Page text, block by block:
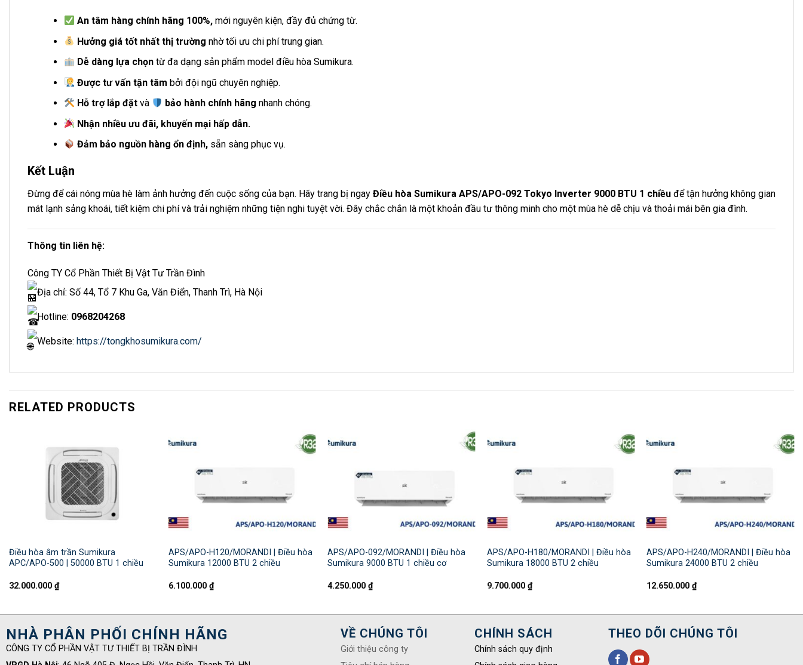
An tâm hàng chính hãng 100%, mới nguyên kiện, đầy đủ chứng từ.
Hưởng giá tốt nhất thị trường nhờ tối ưu chi phí trung gian.
Dễ dàng lựa chọn từ đa dạng sản phẩm model điều hòa Sumikura.
Được tư vấn tận tâm bởi đội ngũ chuyên nghiệp.
Hỗ trợ lắp đặt và bảo hành chính hãng nhanh chóng.
Nhận nhiều ưu đãi, khuyến mại hấp dẫn.
Đảm bảo nguồn hàng ổn định, sẵn sàng phục vụ.
Kết Luận
Đừng để cái nóng mùa hè làm ảnh hưởng đến cuộc sống của bạn. Hãy trang bị ngay Điều hòa Sumikura APS/APO-092 Tokyo Inverter 9000 BTU 1 chiều để tận hưởng không gian
mát lạnh sảng khoái, tiết kiệm chi phí và trải nghiệm những tiện nghi tuyệt vời. Đây chắc chắn là một khoản đầu tư thông minh cho một mùa hè dễ chịu và thoải mái bên gia đình.
Thông tin liên hệ:
Công TY Cổ Phần Thiết Bị Vật Tư Trần Đình
Địa chỉ: Số 44, Tổ 7 Khu Ga, Văn Điển, Thanh Trì, Hà Nội
Hotline: 0968204268
Website: https://tongkhosumikura.com/
RELATED PRODUCTS
Điều hòa âm trần Sumikura
APC/APO-500 | 50000 BTU 1 chiều
32.000.000 ₫
APS/APO-H120/MORANDI | Điều hòa
Sumikura 12000 BTU 2 chiều
6.100.000 ₫
APS/APO-092/MORANDI | Điều hòa
Sumikura 9000 BTU 1 chiều cơ
4.250.000₫
APS/APO-H180/MORANDI | Điều hòa
Sumikura 18000 BTU 2 chiều
9.700.000₫
APS/APO-H240/MORANDI | Điều hòa
Sumikura 24000 BTU 2 chiều
12.650.000 ₫
NHÀ PHÂN PHỐI CHÍNH HÃNG
CÔNG TY CỔ PHẦN VẬT TƯ THIẾT BỊ TRẦN ĐÌNH
VỀ CHÚNG TÔI
Giới thiệu công ty
CHÍNH SÁCH
Chính sách quy định
THEO DÕI CHÚNG TÔI